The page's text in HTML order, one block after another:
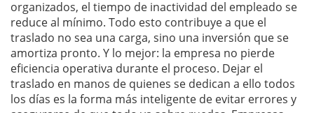
organizados, el tiempo de inactividad del empleado se
reduce al mínimo. Todo esto contribuye a que el
traslado no sea una carga, sino una inversión que se
amortiza pronto. Y lo mejor: la empresa no pierde
eficiencia operativa durante el proceso. Dejar el
traslado en manos de quienes se dedican a ello todos
los días es la forma más inteligente de evitar errores y